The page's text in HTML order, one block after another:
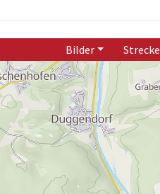
Bilder